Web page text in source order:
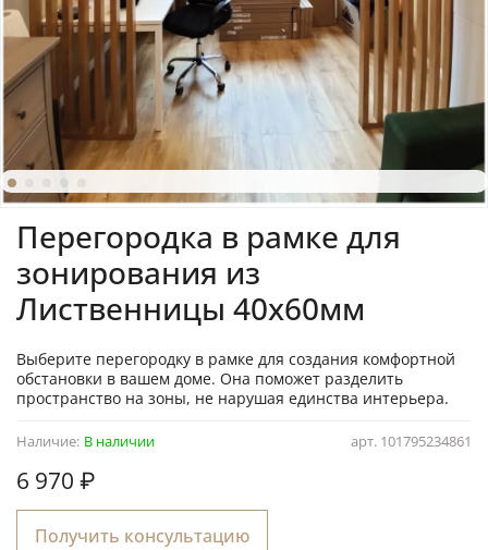
арт. 101795234861
Наличие: В наличии
Перегородка в рамке для
зонирования из
Лиственницы 40х60мм
6 970 ₽
Получить консультацию
Выберите перегородку в рамке для создания комфортной
обстановки в вашем доме. Она поможет разделить
пространство на зоны, не нарушая единства интерьера.